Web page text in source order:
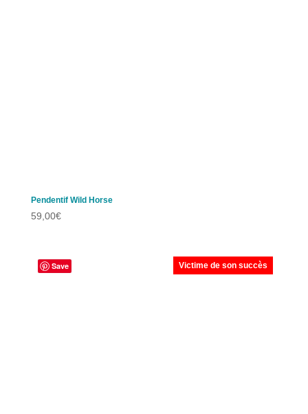
Pendentif Wild Horse
59,00€
Save Victime de son succès